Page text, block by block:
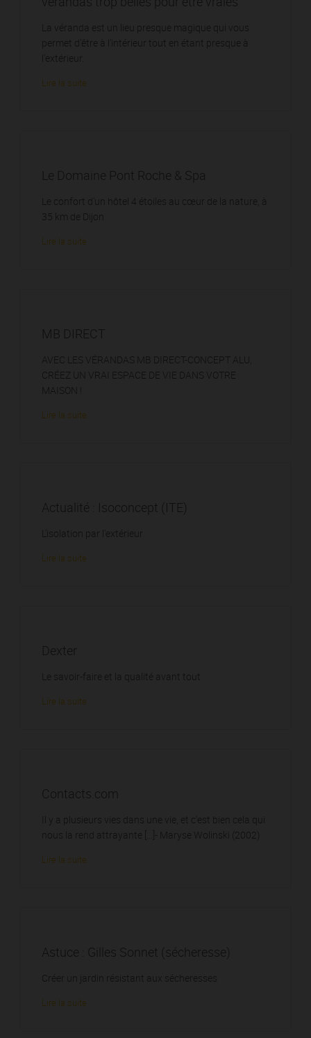
La véranda est un lieu presque magique qui vous
permet d'être à l'intérieur tout en étant presque à
l'extérieur.
Lire la suite
Le Domaine Pont Roche & Spa
Le confort d'un hôtel 4 étoiles au cœur de la nature, à
35 km de Dijon
Lire la suite
MB DIRECT
AVEC LES VÉRANDAS MB DIRECT-CONCEPT ALU,
CRÉEZ UN VRAI ESPACE DE VIE DANS VOTRE
MAISON !
Lire la suite
Actualité : Isoconcept (ITE)
L'isolation par l'extérieur
Lire la suite
Dexter
Le savoir-faire et la qualité avant tout
Lire la suite
Contacts.com
Il y a plusieurs vies dans une vie, et c'est bien cela qui
nous la rend attrayante [...]- Maryse Wolinski (2002)
Lire la suite
Astuce : Gilles Sonnet (sécheresse)
Créer un jardin résistant aux sécheresses
Lire la suite